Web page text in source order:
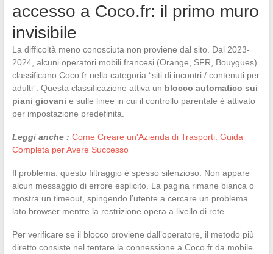
accesso a Coco.fr: il primo muro
invisibile
La difficoltà meno conosciuta non proviene dal sito. Dal 2023-
2024, alcuni operatori mobili francesi (Orange, SFR, Bouygues)
classificano Coco.fr nella categoria “siti di incontri / contenuti per
adulti”. Questa classificazione attiva un blocco automatico sui
piani giovani e sulle linee in cui il controllo parentale è attivato
per impostazione predefinita.
Leggi anche : Come Creare un'Azienda di Trasporti: Guida
Completa per Avere Successo
Il problema: questo filtraggio è spesso silenzioso. Non appare
alcun messaggio di errore esplicito. La pagina rimane bianca o
mostra un timeout, spingendo l’utente a cercare un problema
lato browser mentre la restrizione opera a livello di rete.
Per verificare se il blocco proviene dall’operatore, il metodo più
diretto consiste nel tentare la connessione a Coco.fr da mobile